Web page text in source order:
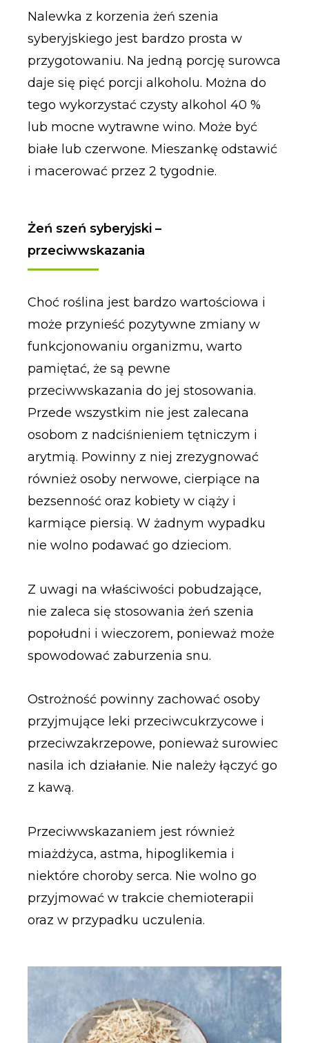
Nalewka z korzenia żeń szenia
syberyjskiego jest bardzo prosta w
przygotowaniu. Na jedną porcję surowca
daje się pięć porcji alkoholu. Można do
tego wykorzystać czysty alkohol 40 %
lub mocne wytrawne wino. Może być
białe lub czerwone. Mieszankę odstawić
i macerować przez 2 tygodnie.
Żeń szeń syberyjski –
przeciwwskazania
Choć roślina jest bardzo wartościowa i
może przynieść pozytywne zmiany w
funkcjonowaniu organizmu, warto
pamiętać, że są pewne
przeciwwskazania do jej stosowania.
Przede wszystkim nie jest zalecana
osobom z nadciśnieniem tętniczym i
arytmią. Powinny z niej zrezygnować
również osoby nerwowe, cierpiące na
bezsenność oraz kobiety w ciąży i
karmiące piersią. W żadnym wypadku
nie wolno podawać go dzieciom.
Z uwagi na właściwości pobudzające,
nie zaleca się stosowania żeń szenia
popołudni i wieczorem, ponieważ może
spowodować zaburzenia snu.
Ostrożność powinny zachować osoby
przyjmujące leki przeciwcukrzycowe i
przeciwzakrzepowe, ponieważ surowiec
nasila ich działanie. Nie należy łączyć go
z kawą.
Przeciwwskazaniem jest również
miażdżyca, astma, hipoglikemia i
niektóre choroby serca. Nie wolno go
przyjmować w trakcie chemioterapii
oraz w przypadku uczulenia.